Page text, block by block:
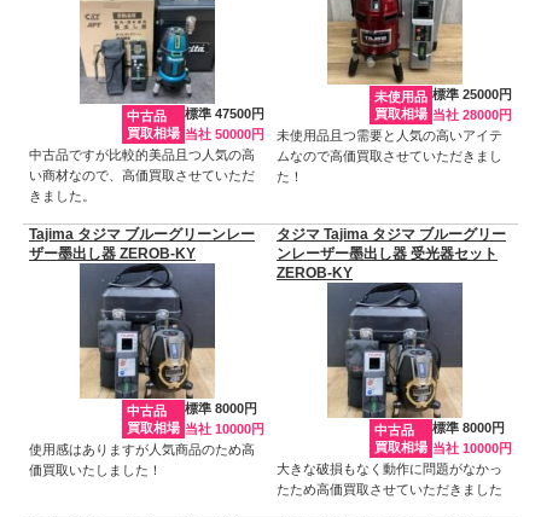
中古品
買取相場
標準 47500円
当社 50000円
中古品ですが比較的美品且つ人気の高
い商材なので、高価買取させていただ
きました。
未使用品
買取相場
標準 25000円
当社 28000円
未使用品且つ需要と人気の高いアイテ
ムなので高価買取させていただきまし
た！
Tajima タジマ ブルーグリーンレー
ザー墨出し器 ZEROB-KY
中古品
買取相場
標準 8000円
当社 10000円
使用感はありますが人気商品のため高
価買取いたしました！
タジマ Tajima タジマ ブルーグリー
ンレーザー墨出し器 受光器セット
ZEROB-KY
中古品
買取相場
標準 8000円
当社 10000円
大きな破損もなく動作に問題がなかっ
たため高価買取させていただきました